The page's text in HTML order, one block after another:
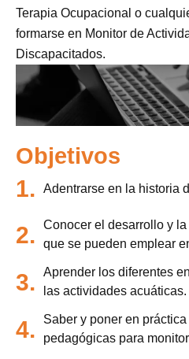
Terapia Ocupacional o
formarse en Monitor de
Discapacitados.
Objetivos
1. Adentrarse en la historia
2.
Conocer el desarrollo y
que se pueden emplear
3.
Aprender los diferentes
las actividades acuáticas.
4.
Saber y poner en
pedagógicas para